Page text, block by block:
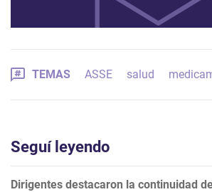
TEMAS ASSE salud
Seguí leyendo
Dirigentes destacaron la continuidad